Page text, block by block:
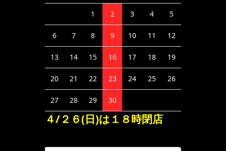
1 2 3 4 5
6 7 8 9 10 11 12
13 14 15 16 17 18 19
20 21 22 23 24 25 26
27 28 29 30
４/２６(日)は１８時閉店